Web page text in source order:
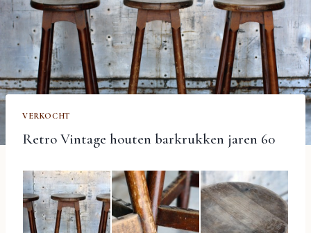
VERKOCHT
Retro Vintage houten barkrukken jaren 60